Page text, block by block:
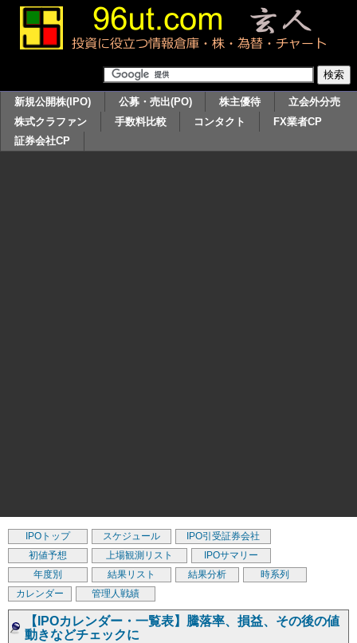
新規公開株(IPO) 公募・売出(PO) 株主優待
立会外分売
株式クラファン
手数料比較 コンタクト
FX業者CP
証券会社CP
IPOトップ スケジュール
IPO引受証券会社
初値予想
上場観測リスト
IPOサマリー
年度別
結果リスト 結果分析
時系列
カレンダー
管理人戦績
【IPOカレンダー・一覧表】騰落率、損益、その後の値
動きなどチェックに